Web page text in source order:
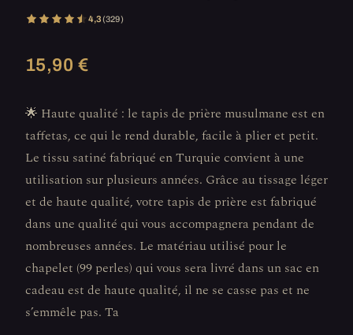
4,3(329)
15,90 €
🌟 Haute qualité : le tapis de prière musulmane est en
taffetas, ce qui le rend durable, facile à plier et petit.
Le tissu satiné fabriqué en Turquie convient à une
utilisation sur plusieurs années. Grâce au tissage léger
et de haute qualité, votre tapis de prière est fabriqué
dans une qualité qui vous accompagnera pendant de
nombreuses années. Le matériau utilisé pour le
chapelet (99 perles) qui vous sera livré dans un sac en
cadeau est de haute qualité, il ne se casse pas et ne
s’emmêle pas. Ta